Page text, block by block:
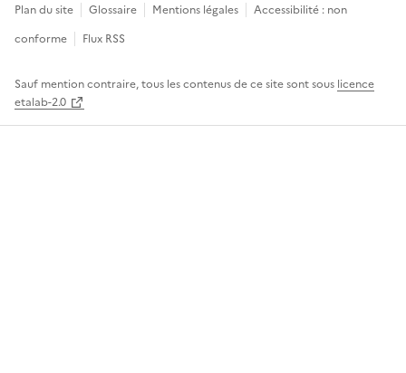
Plan du site Glossaire Mentions légales
Accessibilité : non
conforme
Flux RSS
Sauf mention contraire, tous les contenus de ce site sont sous licence
etalab-2.0